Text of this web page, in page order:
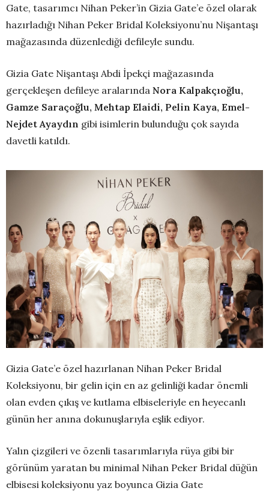
Gate, tasarımcı Nihan Peker’in Gizia Gate’e özel olarak
hazırladığı Nihan Peker Bridal Koleksiyonu’nu Nişantaşı
mağazasında düzenlediği defileyle sundu.
Gizia Gate Nişantaşı Abdi İpekçi mağazasında
gerçekleşen defileye aralarında Nora Kalpakçıoğlu,
Gamze Saraçoğlu, Mehtap Elaidi, Pelin Kaya, Emel-
Nejdet Ayaydın gibi isimlerin bulunduğu çok sayıda
davetli katıldı.
Gizia Gate’e özel hazırlanan Nihan Peker Bridal
Koleksiyonu, bir gelin için en az gelinliği kadar önemli
olan evden çıkış ve kutlama elbiseleriyle en heyecanlı
günün her anına dokunuşlarıyla eşlik ediyor.
Yalın çizgileri ve özenli tasarımlarıyla rüya gibi bir
görünüm yaratan bu minimal Nihan Peker Bridal düğün
elbisesi koleksiyonu yaz boyunca Gizia Gate